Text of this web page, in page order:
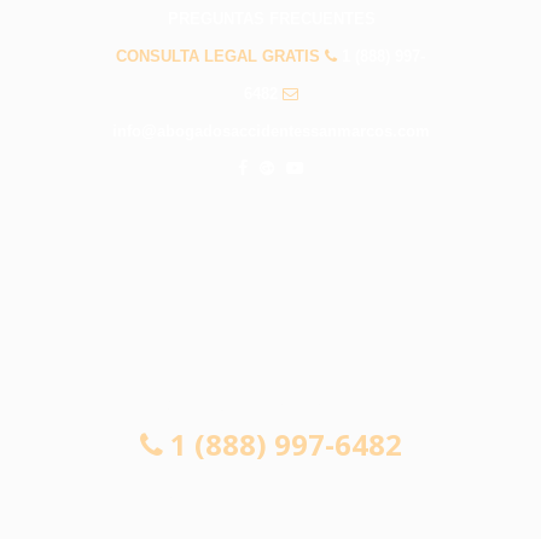
CONSULTA LEGAL GRATIS
1 (888) 997-6482